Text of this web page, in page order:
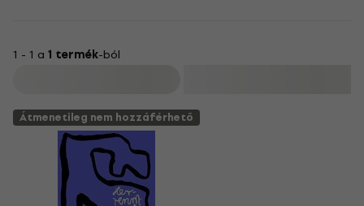
1 - 1 a 1 termék-ból
Átmenetileg nem hozzáférhető